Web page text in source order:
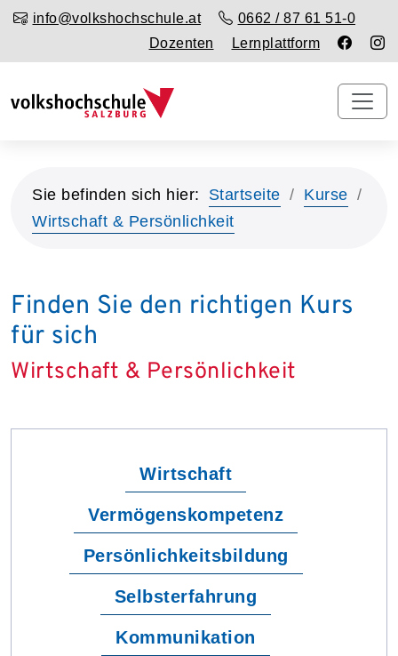
info@volkshochschule.at
0662 / 87 61 51-0
Dozenten
Lernplattform
Sie befinden sich hier: Startseite
Kurse
Wirtschaft & Persönlichkeit
Finden Sie den richtigen Kurs
für sich
Wirtschaft & Persönlichkeit
Wirtschaft
Vermögenskompetenz
Persönlichkeitsbildung
Selbsterfahrung
Kommunikation